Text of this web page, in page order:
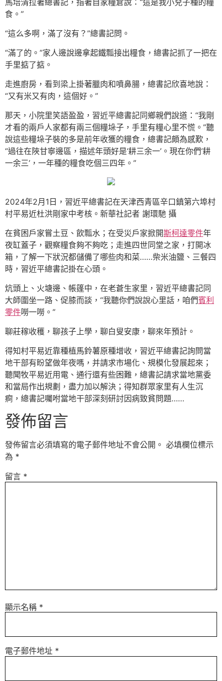
馬培清拉著總書記，指著自家糧倉說：“這是我小兒子種的糧
食。”
“這么多啊，滿了沒有？”總書記問。
“滿了的。”家人邊說邊拿起鐵瓢接出糧食，總書記抓了一把在
手里掂了掂。
走進廚房，看到梁上掛著臘肉和噴鼻腸，總書記欣喜地說：
“又有米又有肉，這個好。”
那天，小院里笑語盈盈，習近平總書記同鄉親們說道：“我剛
才看的兩戶人家都有兩三個糧垛子，手里有糧心里不慌。”聽
說這些糧垛子裝的多是前年收獲的糧食，總書記頗為感歎，
“過往在陜甘寧邊區，描述年頭好是‘耕三余一’。現在你們‘耕
一余三’，一年種的糧食吃個三四年。”
2024年2月1日，習近平總書記在天津西青區辛口鎮第六埠村
村平易近杜洪剛家中考核。新華社記者 謝環馳 攝
在貧困戶家嘗土豆、飲瓢水；在受災戶家掀開斯柯達零件年
夜缸蓋子，觀察糧食夠不夠吃；走進四世同堂之家，打開冰
箱，了解一下狀況都儲備了哪些肉和菜……柴米油鹽、三餐四
時，習近平總書記掛在心頭。
炕頭上、火塘邊、帳篷中，在老蒼生家里，習近平總書記同
大師圍坐一路、促膝而談，“我聽你們說說心里話，咱們賓利
零件嘮一嘮。”
聊莊稼收穫，聊孩子上學，聊白叟安康，聊來年預計。
得知村平易近靠種植馬鈴薯原種增收，習近平總書記詢問當
地干部有盼望做年夜嗎，并請求市場化、規模化發展起來；
聽聞牧平易近用電、通行還有些困難，總書記請求當地黨委
和當局作出規劃，盡力加以解決；得知群眾家里有人生沉
痾，總書記囑咐當地干部深刻研討因病致貧問題……
發佈留言
發佈留言必須填寫的電子郵件地址不會公開。 必填欄位標示
為 *
留言 *
顯示名稱 *
電子郵件地址 *